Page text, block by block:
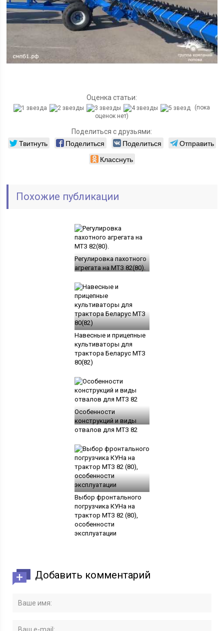
Оценка статьи:
(пока
оценок нет)
Поделиться с друзьями:
Твитнуть Поделиться Поделиться
Отправить
Класснуть
Похожие публикации
Регулировка пахотного
агрегата на МТЗ 82(80).
Навесные и прицепные
культиваторы для
трактора Беларус МТЗ
80(82)
Особенности
конструкций и виды
отвалов для МТЗ 82
Выбор фронтального
погрузчика КУНа на
трактор МТЗ 82 (80),
особенности
эксплуатации
Добавить комментарий